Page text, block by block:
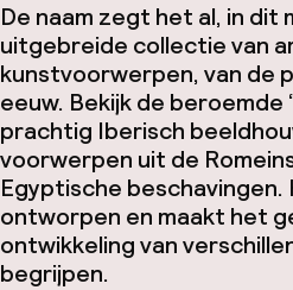
De naam zegt het al, in dit
uitgebreide collectie van
kunstvoorwerpen, van de
eeuw. Bekijk de beroemde
prachtig Iberisch
voorwerpen uit de
Egyptische beschavingen.
ontworpen en maakt het
ontwikkeling van
begrijpen.